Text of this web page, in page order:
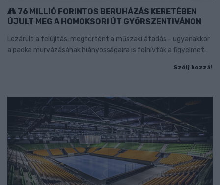
76 MILLIÓ FORINTOS BERUHÁZÁS KERETÉBEN
ÚJULT MEG A HOMOKSORI ÚT GYŐRSZENTIVÁNON
Lezárult a felújítás, megtörtént a műszaki átadás - ugyanakkor
a padka murvázásának hiányosságaira is felhívták a figyelmet.
Szólj hozzá!